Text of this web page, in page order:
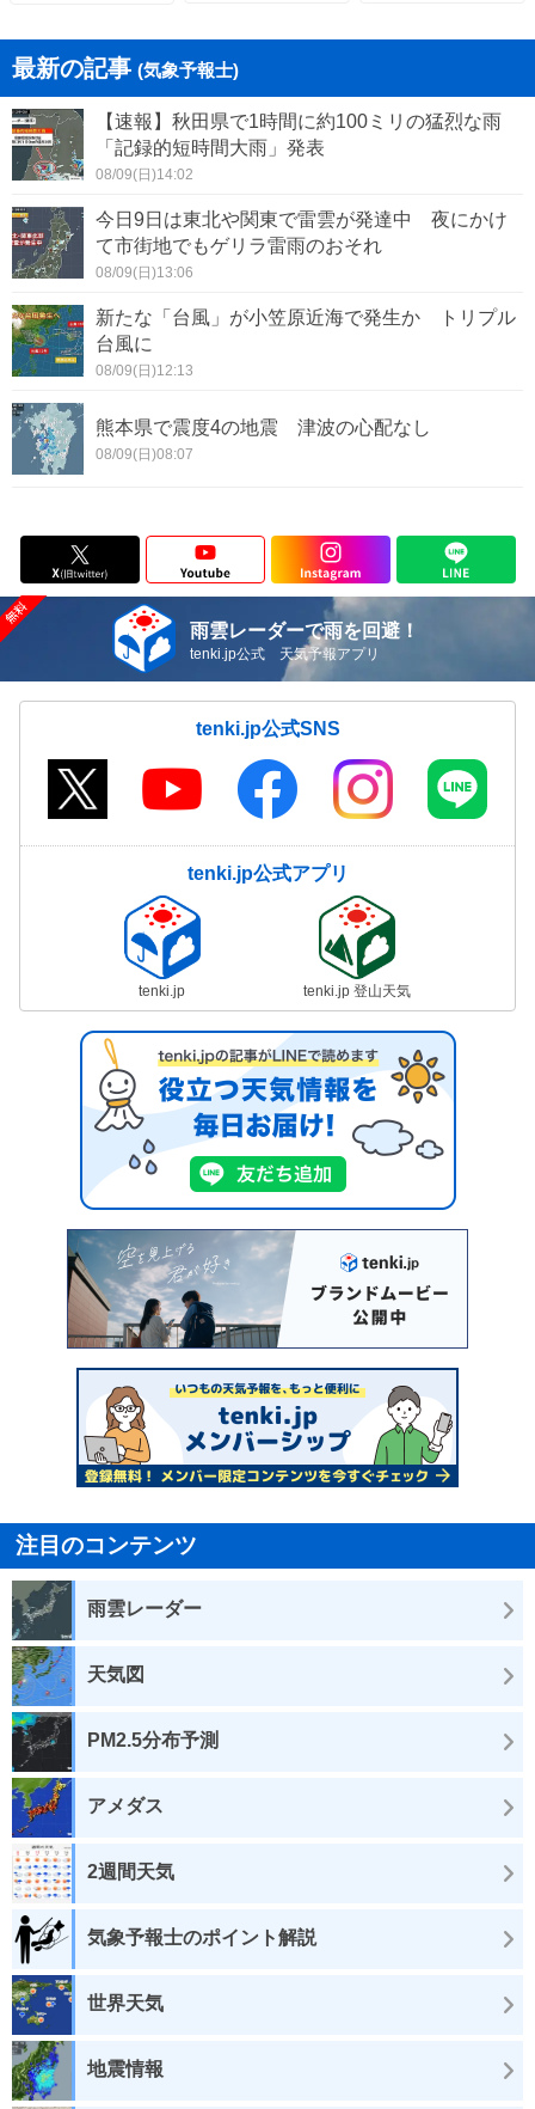
最新の記事 (気象予報士)
【速報】秋田県で1時間に約100ミリの猛烈な雨
「記録的短時間大雨」発表
08/09(日)14:02
今日9日は東北や関東で雷雲が発達中 夜にかけ
て市街地でもゲリラ雷雨のおそれ
08/09(日)13:06
新たな「台風」が小笠原近海で発生か トリプル
台風に
08/09(日)12:13
熊本県で震度4の地震 津波の心配なし
08/09(日)08:07
雨雲レーダーで雨を回避！
tenki.jp公式 天気予報アプリ
tenki.jp公式SNS
tenki.jp公式アプリ
tenki.jp tenki.jp 登山天気
注目のコンテンツ
雨雲レーダー
天気図
PM2.5分布予測
アメダス
2週間天気
気象予報士のポイント解説
世界天気
地震情報